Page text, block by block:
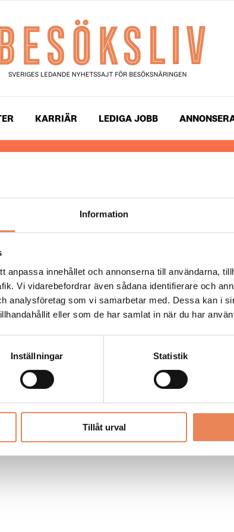
Information
anpassa innehållet och annonserna till användarna,
Vi vidarebefordrar även sådana identifierare och
analysföretag som vi samarbetar med. Dessa kan i
eller som de har samlat in när du har
Inställningar Statistik
Tillåt urval
KARRIÄR LEDIGA JOBB
landets mest uppdaterade nyheter och
Besöksliv i sin tryckta form är ett affärsmagasin
Allt material på besoksliv.se är skyddat
enligt lagen om upphovsrätt.
PRENUMERERA ANNONSERA